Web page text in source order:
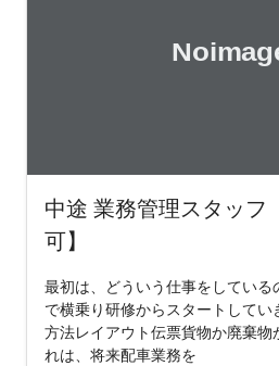
中途 業務管理スタッフ
可】
最初は、どういう仕事をしている
で横乗り研修からスタートしてい
方法レイアウト伝票貨物か廃棄物
れは、将来配車業務を